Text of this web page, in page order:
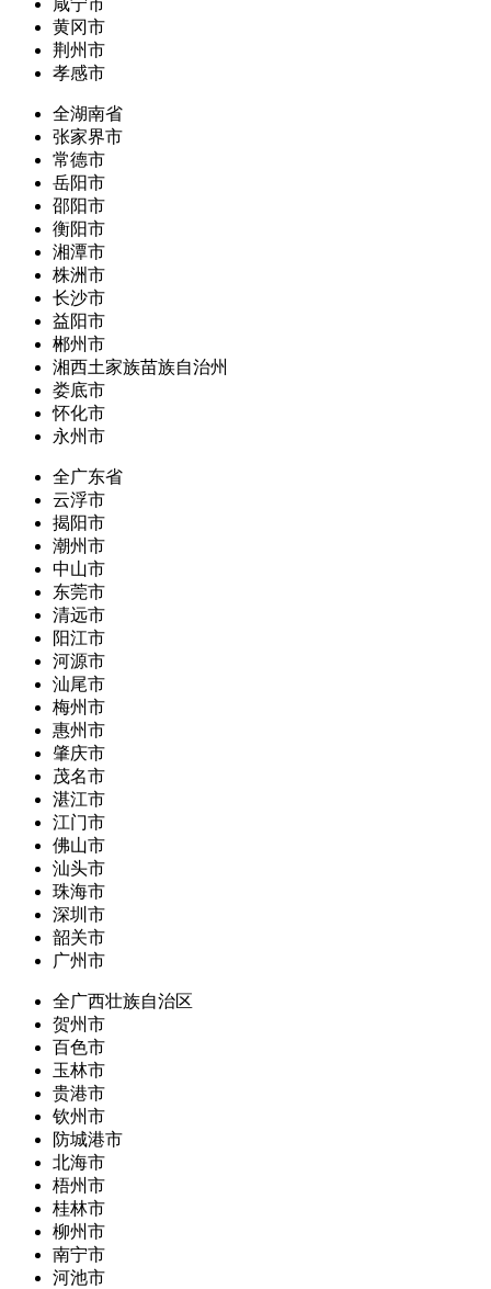
咸宁市
黄冈市
荆州市
孝感市
全湖南省
张家界市
常德市
岳阳市
邵阳市
衡阳市
湘潭市
株洲市
长沙市
益阳市
郴州市
湘西土家族苗族自治州
娄底市
怀化市
永州市
全广东省
云浮市
揭阳市
潮州市
中山市
东莞市
清远市
阳江市
河源市
汕尾市
梅州市
惠州市
肇庆市
茂名市
湛江市
江门市
佛山市
汕头市
珠海市
深圳市
韶关市
广州市
全广西壮族自治区
贺州市
百色市
玉林市
贵港市
钦州市
防城港市
北海市
梧州市
桂林市
柳州市
南宁市
河池市